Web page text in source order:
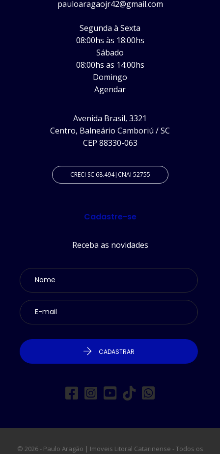
pauloaragaojr42@gmail.com
Segunda à Sexta
08:00hs às 18:00hs
Sábado
08:00hs as 14:00hs
Domingo
Agendar
Avenida Brasil, 3321
Centro, Balneário Camboriú / SC
CEP 88330-063
CRECI SC 68.494|CNAI 52755
Cadastre-se
Receba as novidades
CADASTRAR
© 2026 - Paulo Aragão | Imoveis Litoral Catarinense - Todos os